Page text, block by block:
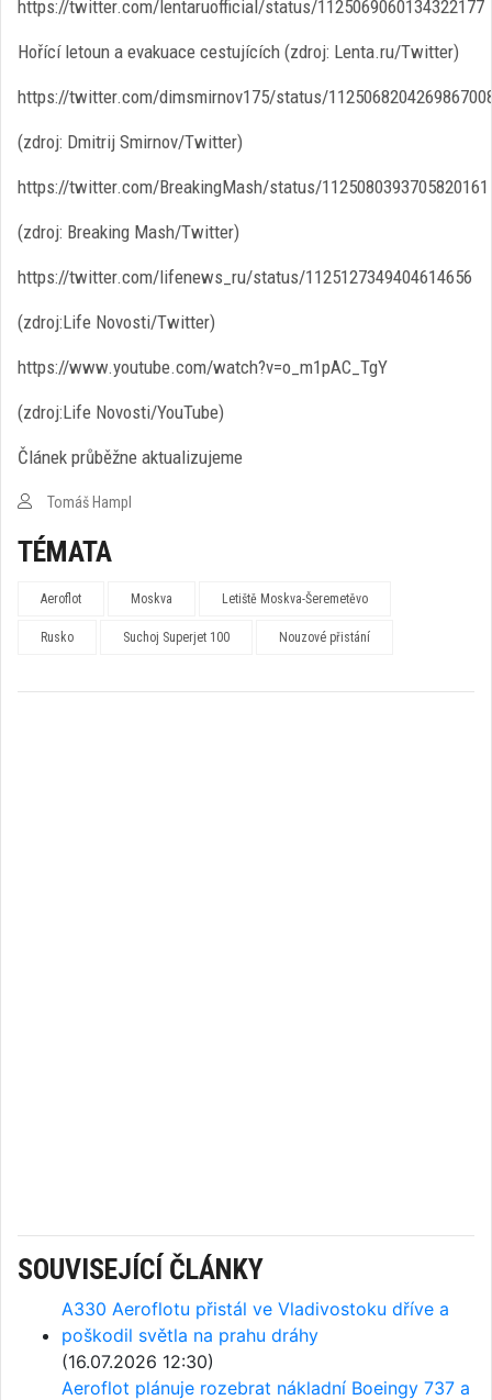
https://twitter.com/lentaruofficial/status/1125069060134322177
Hořící letoun a evakuace cestujících (zdroj: Lenta.ru/Twitter)
https://twitter.com/dimsmirnov175/status/
(zdroj: Dmitrij Smirnov/Twitter)
https://twitter.com/BreakingMash/status/1125080393705820161
(zdroj: Breaking Mash/Twitter)
https://twitter.com/lifenews_ru/status/1125127349404614656
(zdroj:Life Novosti/Twitter)
https://www.youtube.com/watch?v=o_m1pAC_TgY
(zdroj:Life Novosti/YouTube)
Článek průběžne aktualizujeme
Tomáš Hampl
TÉMATA
Aeroflot Moskva Letiště Moskva-Šeremetěvo
Rusko Suchoj Superjet 100 Nouzové přistání
SOUVISEJÍCÍ ČLÁNKY
A330 Aeroflotu přistál ve Vladivostoku dříve a
poškodil světla na prahu dráhy
(16.07.2026 12:30)
Aeroflot plánuje rozebrat nákladní Boeingy 737 a